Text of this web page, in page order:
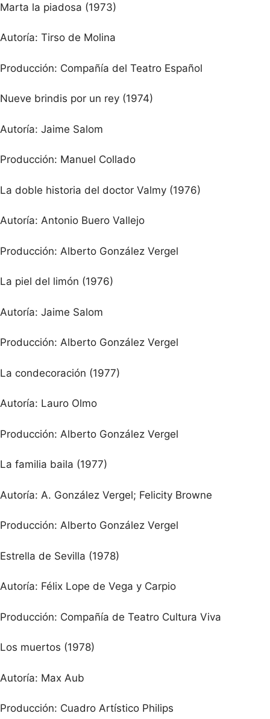
Marta la piadosa (1973)
Autoría: Tirso de Molina
Producción: Compañía del Teatro Español
Nueve brindis por un rey (1974)
Autoría: Jaime Salom
Producción: Manuel Collado
La doble historia del doctor Valmy (1976)
Autoría: Antonio Buero Vallejo
Producción: Alberto González Vergel
La piel del limón (1976)
Autoría: Jaime Salom
Producción: Alberto González Vergel
La condecoración (1977)
Autoría: Lauro Olmo
Producción: Alberto González Vergel
La familia baila (1977)
Autoría: A. González Vergel; Felicity Browne
Producción: Alberto González Vergel
Estrella de Sevilla (1978)
Autoría: Félix Lope de Vega y Carpio
Producción: Compañía de Teatro Cultura Viva
Los muertos (1978)
Autoría: Max Aub
Producción: Cuadro Artístico Philips